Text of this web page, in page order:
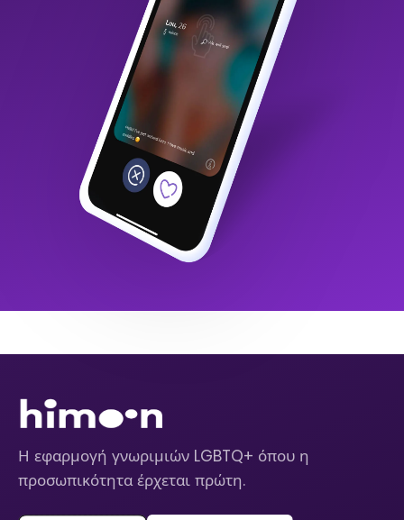
Η εφαρμογή γνωριμιών LGBTQ+ όπου η
προσωπικότητα έρχεται πρώτη.